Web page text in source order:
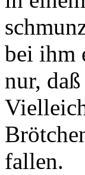
bei ihm
nur,
fallen.